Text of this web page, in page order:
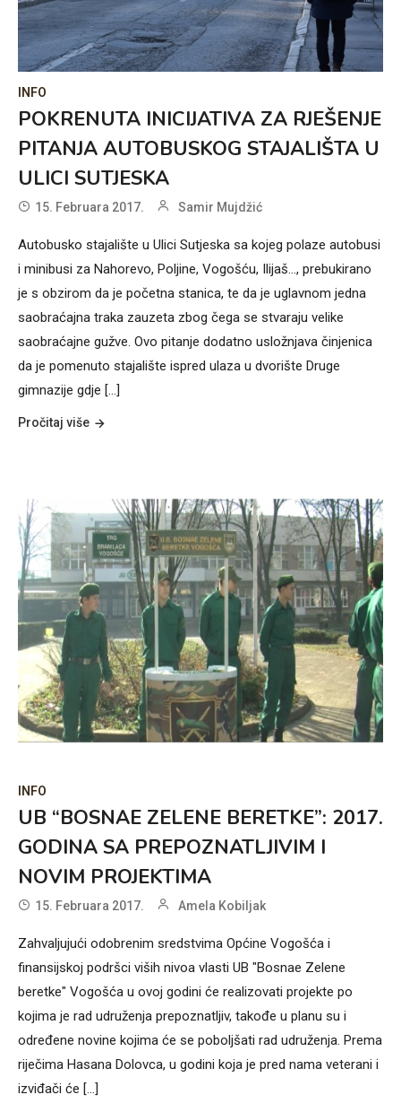
INFO
POKRENUTA INICIJATIVA ZA RJEŠENJE
PITANJA AUTOBUSKOG STAJALIŠTA U
ULICI SUTJESKA
15. Februara 2017. Samir Mujdžić
Autobusko stajalište u Ulici Sutjeska sa kojeg polaze autobusi
i minibusi za Nahorevo, Poljine, Vogošću, Ilijaš..., prebukirano
je s obzirom da je početna stanica, te da je uglavnom jedna
saobraćajna traka zauzeta zbog čega se stvaraju velike
saobraćajne gužve. Ovo pitanje dodatno usložnjava činjenica
da je pomenuto stajalište ispred ulaza u dvorište Druge
gimnazije gdje [...]
Pročitaj više
INFO
UB “BOSNAE ZELENE BERETKE”: 2017.
GODINA SA PREPOZNATLJIVIM I
NOVIM PROJEKTIMA
15. Februara 2017. Amela Kobiljak
Zahvaljujući odobrenim sredstvima Općine Vogošća i
finansijskoj podršci viših nivoa vlasti UB "Bosnae Zelene
beretke" Vogošća u ovoj godini će realizovati projekte po
kojima je rad udruženja prepoznatljiv, takođe u planu su i
određene novine kojima će se poboljšati rad udruženja. Prema
riječima Hasana Dolovca, u godini koja je pred nama veterani i
izviđači će [...]